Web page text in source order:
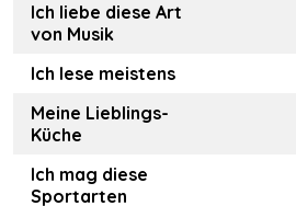
Ich liebe diese Art
von Musik
Ich lese meistens
Meine Lieblings-
Küche
Ich mag diese
Sportarten